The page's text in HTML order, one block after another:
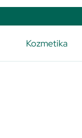
Kozmetika